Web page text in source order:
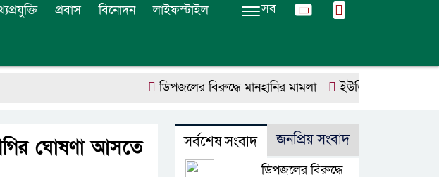
প্রবাস বিনোদন লাইফস্টাইল সব
ডিপজলের বিরুদ্ধে মানহানির মামলা ইউজিসির তিন পূর্ণকালীন
ঘোষণা আসতে
সর্বশেষ সংবাদ জনপ্রিয় সংবাদ
ডিপজলের বিরুদ্ধে